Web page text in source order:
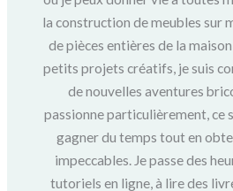
la construction de meubles sur
de pièces entières de la
petits projets créatifs, je suis
de nouvelles aventures
passionne particulièrement, ce
gagner du temps tout en
impeccables. Je passe des
tutoriels en ligne, à lire des